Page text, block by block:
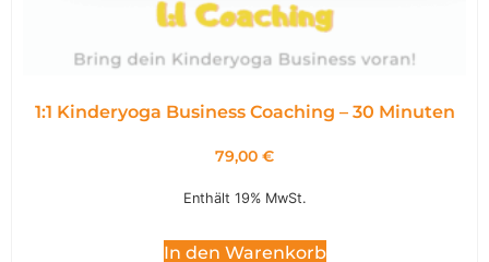
1:1 Kinderyoga Business Coaching – 30 Minuten
79,00 €
Enthält 19% MwSt.
In den Warenkorb